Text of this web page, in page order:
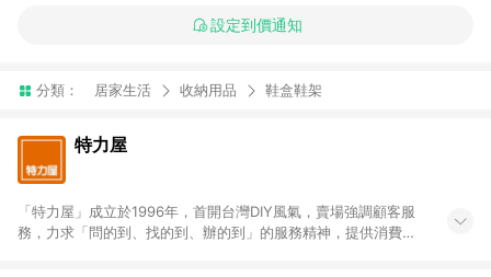
設定到價通知
分類： 居家生活 收納用品 鞋盒鞋架
特力屋
「特力屋」成立於1996年，首開台灣DIY風氣，賣場強調顧客服
務，力求「問的到、找的到、辦的到」的服務精神，提供消費者